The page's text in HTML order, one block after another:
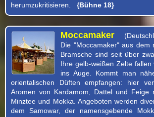
herumzukritisieren. {Bühne 18}
Moccamaker
Die "Moccamaker" aus dem
Bramsche sind seit über
Ihre gelb-weißen Zelte fallen
ins Auge. Kommt man
orientalischen Düften empfangen: hier
Aromen von Kardamom, Dattel und Feige
Minztee und Mokka. Angeboten werden
dem Samowar, der namensgebende